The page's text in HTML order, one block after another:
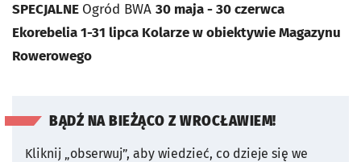
SPECJALNE Ogród BWA 30 maja - 30 czerwca
Ekorebelia 1-31 lipca Kolarze w obiektywie Magazynu
Rowerowego
BĄDŹ NA BIEŻĄCO Z WROCŁAWIEM!
Kliknij „obserwuj”, aby wiedzieć, co dzieje się we